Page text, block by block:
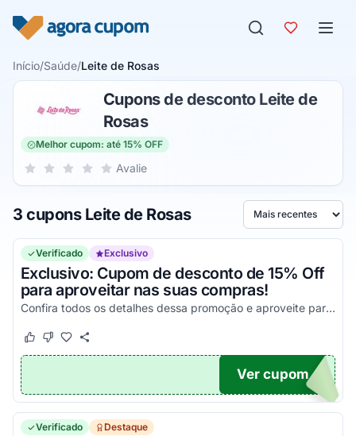
Início/Saúde/Leite de Rosas
Cupons de desconto Leite de
Rosas
Melhor cupom: até 15% OFF
Sua nota para Leite de Rosas, de 1 a 5 estrelas
5 estrelas
4 estrelas
3 estrelas
2 estrelas
1 estrela Avalie
3 cupons Leite de Rosas Ordenar por
Verificado Exclusivo
Exclusivo: Cupom de desconto de 15% Off
para aproveitar nas suas compras!
Confira todos os detalhes dessa promoção e aproveite para economizar agora mesmo!
Este cupom funcionou
Este cupom não funcionou
UPOM
Ver cupom
Verificado Destaque